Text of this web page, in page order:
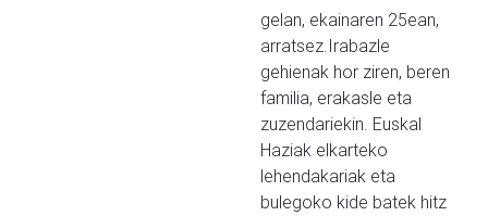
gelan, ekainaren 25ean,
arratsez.Irabazle
gehienak hor ziren, beren
familia, erakasle eta
zuzendariekin. Euskal
Haziak elkarteko
lehendakariak eta
bulegoko kide batek hitz